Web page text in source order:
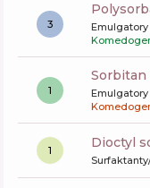
3 Emulgatory
1
Emulgatory
1 dioctyl